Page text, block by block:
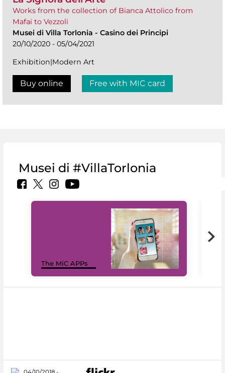
Works from the collection of Bianca Attolico from
Mafai to Vezzoli
Musei di Villa Torlonia - Casino dei Principi
20/10/2020 - 05/04/2021
Exhibition|Modern Art
Buy online Free with MIC card
Musei di #VillaTorlonia
The MiC APPs